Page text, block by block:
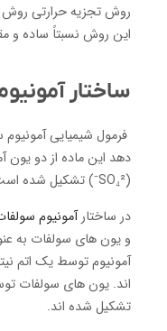
روش تجزیه حرارتی روش
این روش نسبتاً ساده و
ساختار
(SO₄²⁻) تشکیل شده است.
در ساختارآمونیوم
و یون های سولفات به
آمونیوم توسط یک اتم
اند. یون های سولفات
تشکیل شده اند.